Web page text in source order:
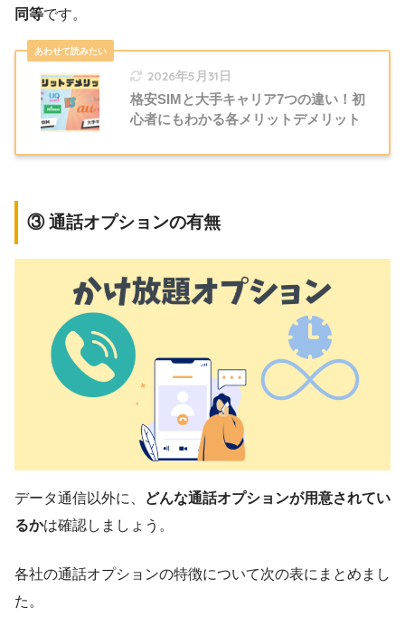
同等です。
2026年5月31日
格安SIMと大手キャリア7つの違い！初
心者にもわかる各メリットデメリット
③ 通話オプションの有無
データ通信以外に、
どんな通話オプションが用意されてい
るかは確認しましょう。
各社の通話オプションの特徴について次の表にまとめまし
た。